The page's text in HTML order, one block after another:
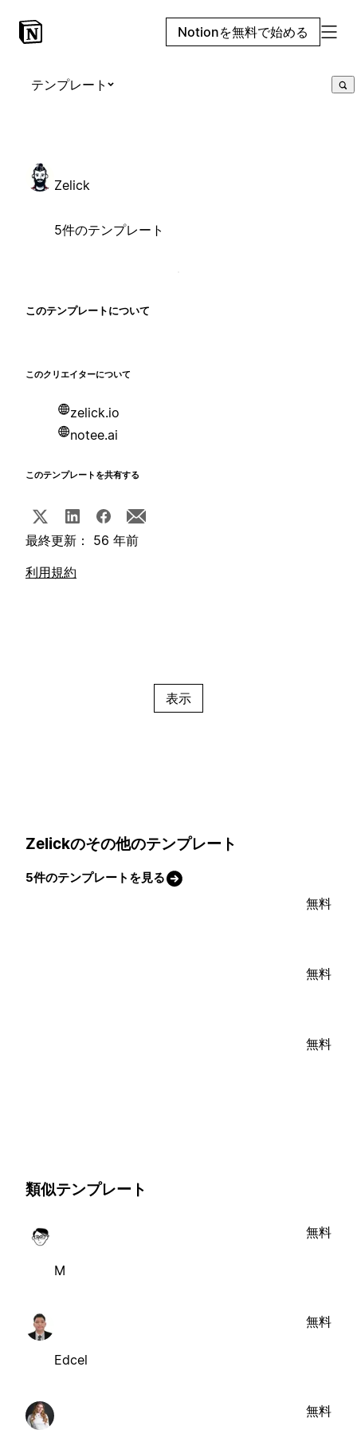
Notionを無料で始める
テンプレート
Zelick
5件のテンプレート
このテンプレートについて
このクリエイターについて
zelick.io
notee.ai
このテンプレートを共有する
最終更新： 56 年前
利用規約
表示
Zelickのその他のテンプレート
5件のテンプレートを見る
無料
無料
無料
類似テンプレート
M
無料
Edcel
無料
無料